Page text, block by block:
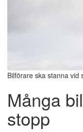
Bilförare ska stanna
Många
stopp